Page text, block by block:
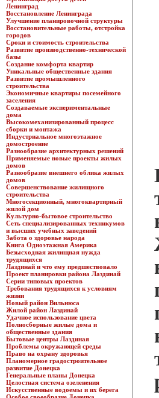
Ленинград
Восстановление Ленинграда
Улучшение планировочной структуры
Восстановительные работы, отстройка
городов
Сроки и стоимость строительства
Развитие производственно-технической
базы
Создание комфорта квартир
Уникальные общественные здания
Развитие промышленного
строительства
Экономичные квартиры посемейного
заселения
Создаваемые экспериментальные
дома
Высокомеханизированный процесс
сборки и монтажа
Индустриальное многоэтажное
домостроение
Разнообразие архитектурных решений
Применяемые новые проекты жилых
домов
Разнообразие внешнего облика жилых
домов
Совершенствование жилищного
строительства
Многосекционный, многоквартирный
жилой дом
Культурно-бытовое строительство
Сеть специализированных техникумов
и высших учебных заведений
Забота о здоровье народа
Книга Одноэтажная Америка
Безысходная жилищная нужда
трудящихся
Лаздинай и что ему предшествовало
Проект планировки района Лаздинай
Серии типовых проектов
Требования трудящихся к условиям
жизни
Новый район Вильнюса
Жилой район Лаздинай
Удачное использование цвета
Полносборные жилые дома и
общественные здания
Бытовые центры Лаздиная
Проблемы окружающей среды
Право на охрану здоровья
Планомерное градостроительное
развитие Донецка
Генеральные планы Донецка
Целостная система озеленения
Искусственные водоемы и их берега